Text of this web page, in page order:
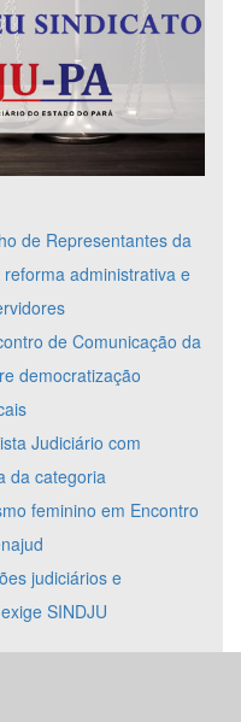
de Representantes da
administrativa e
de Comunicação da
democratização
Judiciário com
da categoria
feminino em Encontro
judiciários e
SINDJU